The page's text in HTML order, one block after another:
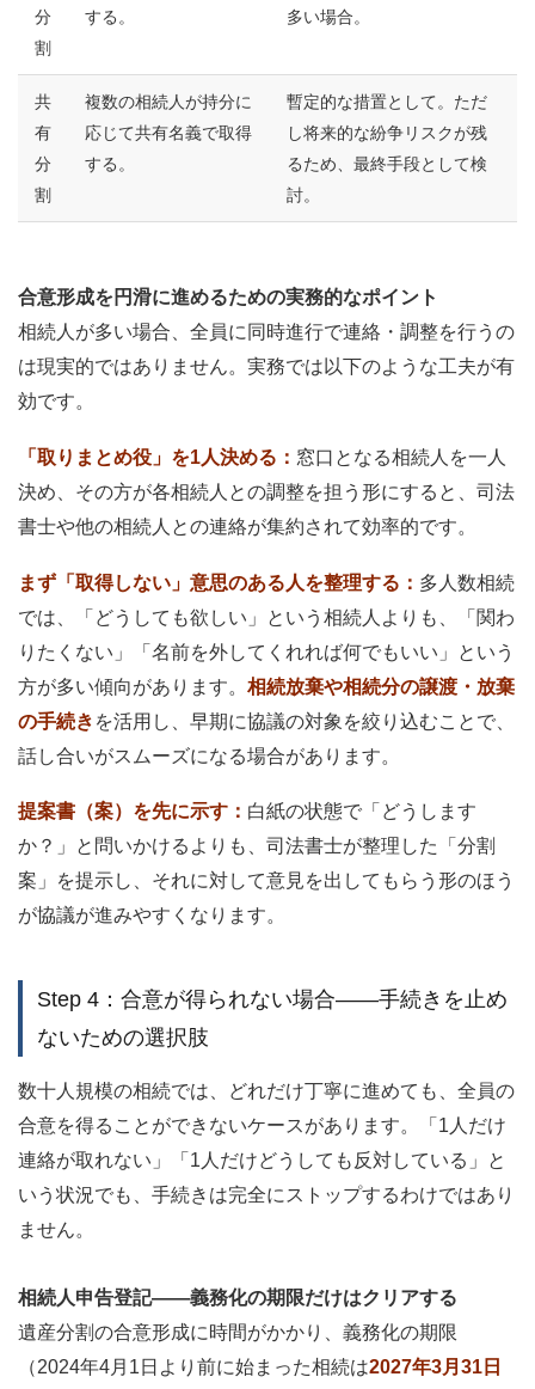
分
割
する。 多い場合。
共
有
分
割
複数の相続人が持分に
応じて共有名義で取得
する。
暫定的な措置として。ただ
し将来的な紛争リスクが残
るため、最終手段として検
討。
合意形成を円滑に進めるための実務的なポイント
相続人が多い場合、全員に同時進行で連絡・調整を行うの
は現実的ではありません。実務では以下のような工夫が有
効です。
「取りまとめ役」を1人決める： 窓口となる相続人を一人
決め、その方が各相続人との調整を担う形にすると、司法
書士や他の相続人との連絡が集約されて効率的です。
まず「取得しない」意思のある人を整理する： 多人数相続
では、「どうしても欲しい」という相続人よりも、「関わ
りたくない」「名前を外してくれれば何でもいい」という
方が多い傾向があります。 相続放棄や相続分の譲渡・放棄
の手続き を活用し、早期に協議の対象を絞り込むことで、
話し合いがスムーズになる場合があります。
提案書（案）を先に示す： 白紙の状態で「どうします
か？」と問いかけるよりも、司法書士が整理した「分割
案」を提示し、それに対して意見を出してもらう形のほう
が協議が進みやすくなります。
Step 4：合意が得られない場合——手続きを止め
ないための選択肢
数十人規模の相続では、どれだけ丁寧に進めても、全員の
合意を得ることができないケースがあります。「1人だけ
連絡が取れない」「1人だけどうしても反対している」と
いう状況でも、手続きは完全にストップするわけではあり
ません。
相続人申告登記——義務化の期限だけはクリアする
遺産分割の合意形成に時間がかかり、義務化の期限
（2024年4月1日より前に始まった相続は2027年3月31日